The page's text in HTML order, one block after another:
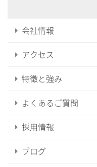
会社情報
アクセス
特徴と強み
よくあるご質問
採用情報
ブログ